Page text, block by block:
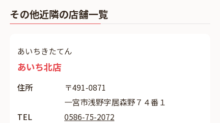
その他近隣の店舗一覧
あいちきたてん
あいち北店
住所
〒491-0871
一宮市浅野字居森野７４番１
TEL
0586-75-2072